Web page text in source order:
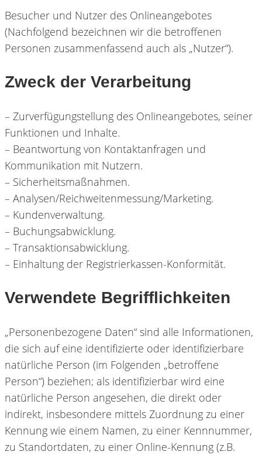
Besucher und Nutzer des Onlineangebotes
(Nachfolgend bezeichnen wir die betroffenen
Personen zusammenfassend auch als „Nutzer“).
Zweck der Verarbeitung
– Zurverfügungstellung des Onlineangebotes, seiner
Funktionen und Inhalte.
– Beantwortung von Kontaktanfragen und
Kommunikation mit Nutzern.
– Sicherheitsmaßnahmen.
– Analysen/Reichweitenmessung/Marketing.
– Kundenverwaltung.
– Buchungsabwicklung.
– Transaktionsabwicklung.
– Einhaltung der Registrierkassen-Konformität.
Verwendete Begrifflichkeiten
„Personenbezogene Daten“ sind alle Informationen,
die sich auf eine identifizierte oder identifizierbare
natürliche Person (im Folgenden „betroffene
Person“) beziehen; als identifizierbar wird eine
natürliche Person angesehen, die direkt oder
indirekt, insbesondere mittels Zuordnung zu einer
Kennung wie einem Namen, zu einer Kennnummer,
zu Standortdaten, zu einer Online-Kennung (z.B.